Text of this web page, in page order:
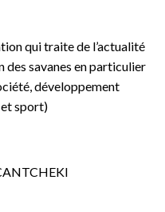
qui traite de l’actualité
des savanes en particulier
développement
sport)